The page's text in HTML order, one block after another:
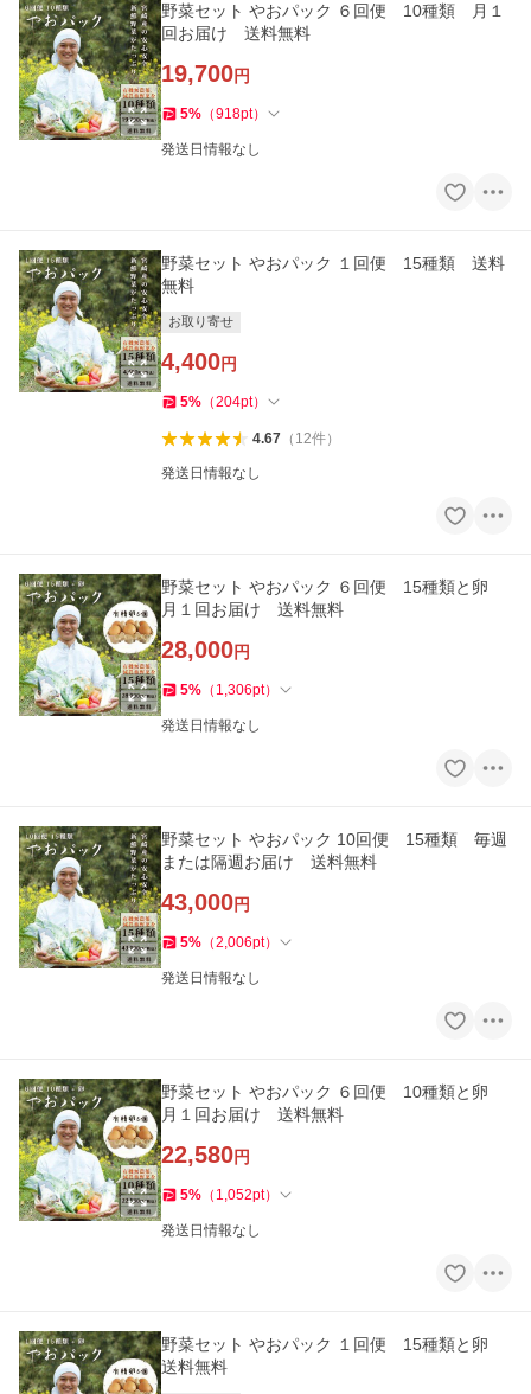
野菜セット やおパック ６回便 10種類 月１
回お届け 送料無料
19,700円
5% （918pt）
発送日情報なし
野菜セット やおパック １回便 15種類 送料
無料
お取り寄せ
4,400円
5% （204pt）
4.67（ 12件）
発送日情報なし
野菜セット やおパック ６回便 15種類と卵
月１回お届け 送料無料
28,000円
5% （ 1,306pt）
発送日情報なし
野菜セット やおパック 10回便 15種類 毎週
または隔週お届け 送料無料
43,000円
5% （2,006pt）
発送日情報なし
野菜セット やおパック ６回便 10種類と卵
月１回お届け 送料無料
22,580円
5% （ 1,052pt）
発送日情報なし
野菜セット やおパック １回便 15種類と卵
送料無料